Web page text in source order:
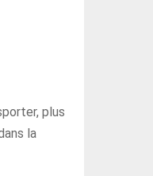
plus
la